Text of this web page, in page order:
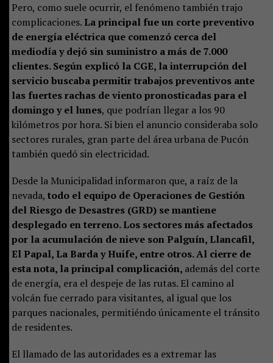
Pero, como suele ocurrir, el fenómeno también trajo
complicaciones. La principal fue un corte preventivo
de energía eléctrica que comenzó cerca del
mediodía y dejó sin suministro a más de 7.000
clientes. Según explicó la CGE, la interrupción del
servicio buscaba permitir trabajos preventivos ante
las fuertes rachas de viento pronosticadas para el
domingo y el lunes, que podrían llegar a los 90
kilómetros por hora. Si bien el anuncio consideraba solo
sectores rurales, gran parte del área urbana de Pucón
también quedó sin electricidad.
Desde la Municipalidad informaron que, a raíz de la
nevada, todo el equipo de Operaciones de Gestión
del Riesgo de Desastres (GRD) se mantiene
desplegado en terreno. Los sectores más afectados
por la acumulación de nieve son Palguín, Llancafil,
El Papal, La Barda y Huife, entre otros. Al cierre de
esta nota, la principal complicación, además del corte
de energía, era el despeje de las rutas. El camino al
volcán fue cerrado para visitantes, al igual que los
parques nacionales, permitiéndo únicamente el tránsito
de residentes.
El llamado de las autoridades es a extremar las